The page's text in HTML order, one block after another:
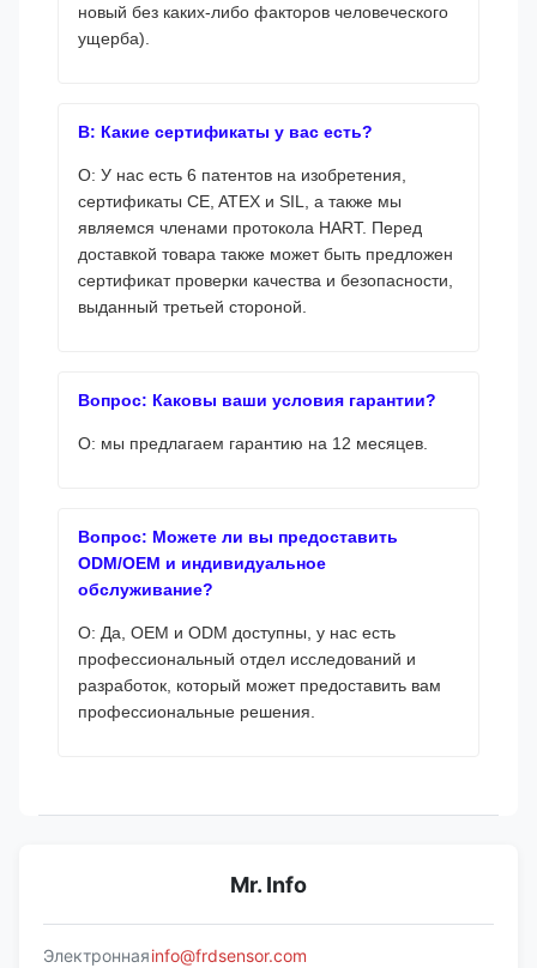
новый без каких-либо факторов человеческого
ущерба).
В: Какие сертификаты у вас есть?
О: У нас есть 6 патентов на изобретения,
сертификаты CE, ATEX и SIL, а также мы
являемся членами протокола HART. Перед
доставкой товара также может быть предложен
сертификат проверки качества и безопасности,
выданный третьей стороной.
Вопрос: Каковы ваши условия гарантии?
О: мы предлагаем гарантию на 12 месяцев.
Вопрос: Можете ли вы предоставить
ODM/OEM и индивидуальное
обслуживание?
О: Да, OEM и ODM доступны, у нас есть
профессиональный отдел исследований и
разработок, который может предоставить вам
профессиональные решения.
Mr. Info
Электроннаяinfo@frdsensor.com